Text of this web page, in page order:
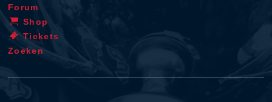
Forum
Shop
Tickets
Zoeken